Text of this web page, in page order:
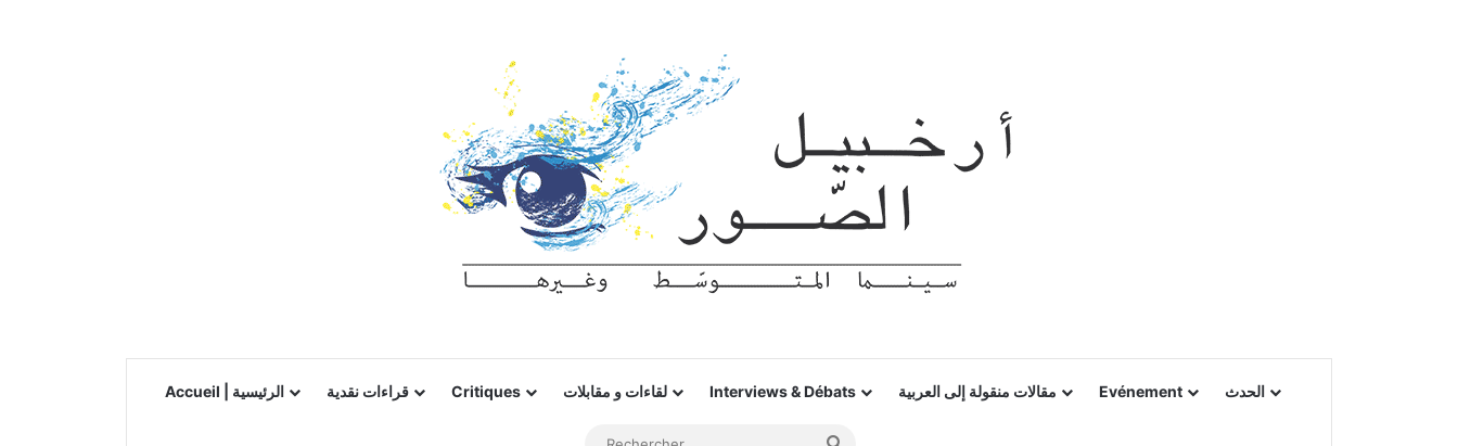
Accueil | الرئيسية قراءات نقدية Critiques لقاءات و مقابلات Interviews & Débats مقالات منقولة إلى العربية Evénement الحدث